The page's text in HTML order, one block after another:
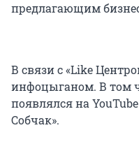
предлагающим
В связи с «Like
инфоцыганом. В том
появлялся на
Собчак».